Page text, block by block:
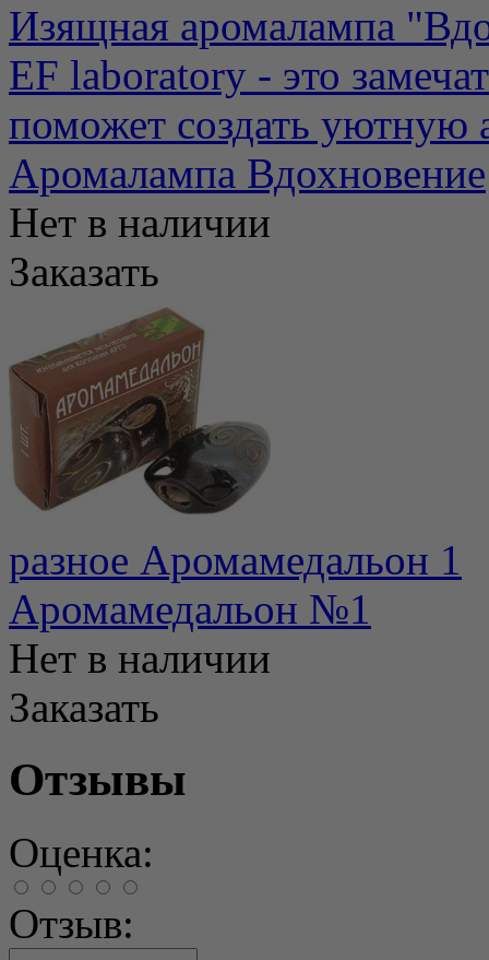
Изящная аромалампа
EF laboratory - это
поможет создать уютную
Аромалампа Вдохновение
Нет в наличии
Заказать
разное Аромамедальон 1
Аромамедальон №1
Нет в наличии
Заказать
Отзывы
Оценка:
Отзыв: